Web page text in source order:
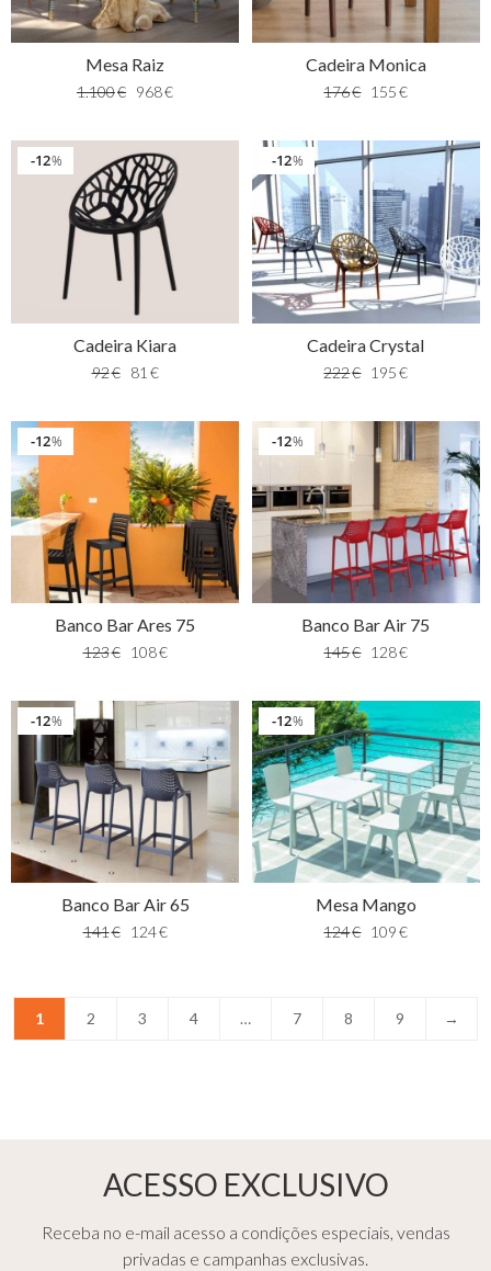
Mesa Raiz
1.100€ 968€
Cadeira Monica
176€ 155 €
%
12
Cadeira Kiara
92€ 81 €
%
12
Cadeira Crystal
222€ 195 €
%
12
Banco Bar Ares 75
123€ 108€
%
12
Banco Bar Air 75
145€ 128€
%
12
Banco Bar Air 65
141€ 124€
%
12
Mesa Mango
124€ 109 €
1 2 3 4 … 7 8 9 →
ACESSO EXCLUSIVO
Receba no e-mail acesso a condições especiais, vendas
privadas e campanhas exclusivas.